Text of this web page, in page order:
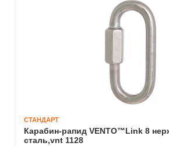
СТАНДАРТ
Карабин-рапид VENTO™Link 8
сталь,vnt 1128